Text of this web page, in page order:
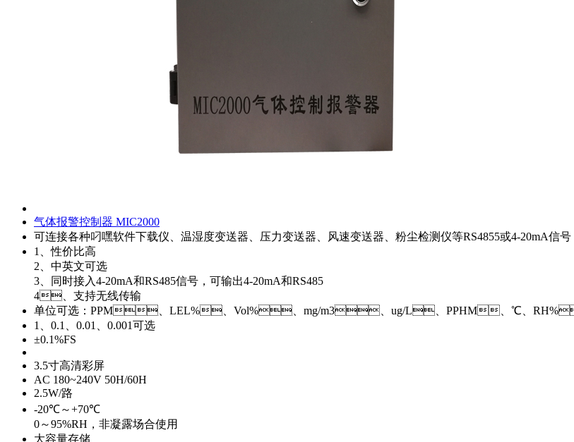
气体报警控制器 MIC2000
可连接各种叼嘿软件下载仪、温湿度变送器、压力变送器、风速变送器、粉尘检测仪等RS4855或4-20mA信号
1、性价比高
2、中英文可选
3、同时接入4-20mA和RS485信号，可输出4-20mA和RS485
4、支持无线传输
单位可选：PPM、LEL%、Vol%、mg/m3、ug/L、PPHM、℃、
1、0.1、0.01、0.001可选
±0.1%FS
3.5寸高清彩屏
AC 180~240V 50H/60H
2.5W/路
-20℃～+70℃
0～95%RH，非凝露场合使用
大容量存储